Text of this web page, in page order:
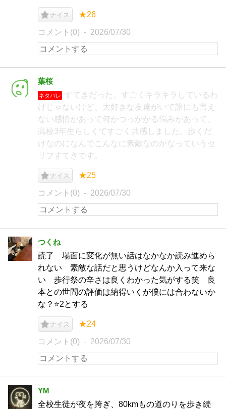
ナイス ★26
コメント(0) 2026/07/30
葉桜
ネタバレ
すてきだった。すごくキラキラしているわ
けじゃないけど、大好きな友達がいて誰にも言え
ない感情があって何かつっかかる悩みがあって、
高校3年生らしくてすごく共感しました。歩くだ
けなのになんでこんなに素敵なのかなっていうセ
リフすてきです。
ナイス ★25
コメント(0) 2026/07/30
つくね
読了 場面に変化が無い話はなかなか読み進めら
れない 素敵な話だと思うけどなんか入って来な
い 歩行祭の辛さは良くわかった気がする笑 良
本との世間の評価は納得いくが僕には合わないか
な？⭐️2とする
ナイス ★24
コメント(0) 2026/07/30
YM
全校生徒が夜を跨ぎ、80kmもの道のりを歩き続